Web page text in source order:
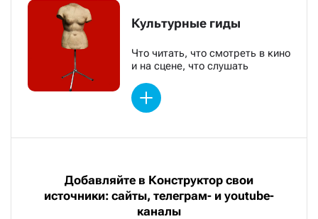
Культурные гиды
Что читать, что смотреть в кино
и на сцене, что слушать
Добавляйте в Конструктор свои
источники: сайты, телеграм- и youtube-
каналы